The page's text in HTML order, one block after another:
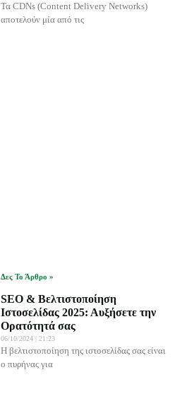
Τα CDNs (Content Delivery Networks)
αποτελούν μία από τις
Δες Το Άρθρο »
SEO & Βελτιστοποίηση
Ιστοσελίδας 2025: Αυξήσετε την
Ορατότητά σας
06/10/2024 21:23
Η βελτιστοποίηση της ιστοσελίδας σας είναι
ο πυρήνας για